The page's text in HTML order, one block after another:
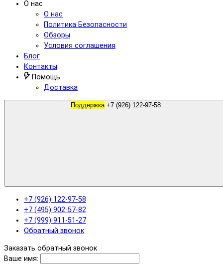
О нас
О нас
Политика Безопасности
Обзоры
Условия соглашения
Блог
Контакты
Помощь
Доставка
Поддержка +7 (926) 122-97-58
+7 (926) 122-97-58
+7 (495) 902-57-82
+7 (999) 911-51-27
Обратный звонок
Заказать обратный звонок
Ваше имя: